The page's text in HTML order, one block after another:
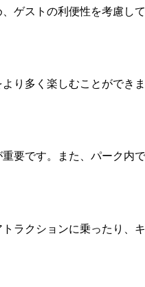
ゲストの利便性を考慮し
り多く楽しむことができ
要です。また、パーク内
ラクションに乗ったり、